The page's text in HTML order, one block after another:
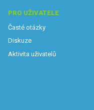
PRO UŽIVATELE
Časté otázky
Diskuze
Aktivita uživatelů